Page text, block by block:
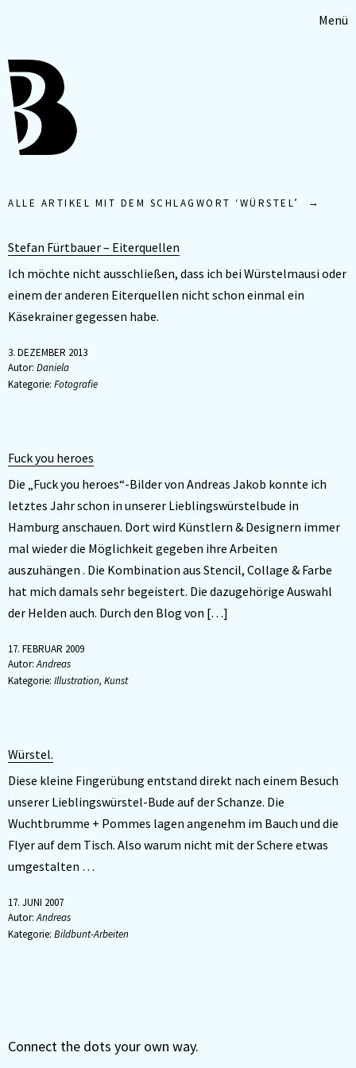
Menü
ALLE ARTIKEL MIT DEM SCHLAGWORT ‘WÜRSTEL’
Stefan Fürtbauer – Eiterquellen
Ich möchte nicht ausschließen, dass ich bei Würstelmausi oder
einem der anderen Eiterquellen nicht schon einmal ein
Käsekrainer gegessen habe.
3. DEZEMBER 2013
Autor: Daniela
Kategorie: Fotografie
Fuck you heroes
Die „Fuck you heroes“-Bilder von Andreas Jakob konnte ich
letztes Jahr schon in unserer Lieblingswürstelbude in
Hamburg anschauen. Dort wird Künstlern & Designern immer
mal wieder die Möglichkeit gegeben ihre Arbeiten
auszuhängen . Die Kombination aus Stencil, Collage & Farbe
hat mich damals sehr begeistert. Die dazugehörige Auswahl
der Helden auch. Durch den Blog von […]
17. FEBRUAR 2009
Autor:Andreas
Kategorie: Illustration, Kunst
Würstel.
Diese kleine Fingerübung entstand direkt nach einem Besuch
unserer Lieblingswürstel-Bude auf der Schanze. Die
Wuchtbrumme + Pommes lagen angenehm im Bauch und die
Flyer auf dem Tisch. Also warum nicht mit der Schere etwas
umgestalten …
17. JUNI 2007
Autor:Andreas
Kategorie: Bildbunt-Arbeiten
Connect the dots your own way.